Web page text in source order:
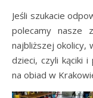
Jeśli szukacie odpowiedniego miejsca na rodzinny obiad, to
polecamy nasze
najbliższej okolicy,
dzieci, czyli kąciki
na obiad w